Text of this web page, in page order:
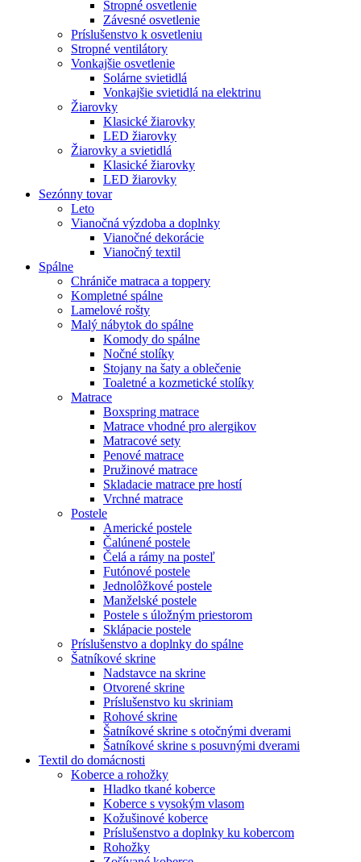
Stropné osvetlenie
Závesné osvetlenie
Príslušenstvo k osvetleniu
Stropné ventilátory
Vonkajšie osvetlenie
Solárne svietidlá
Vonkajšie svietidlá na elektrinu
Žiarovky
Klasické žiarovky
LED žiarovky
Žiarovky a svietidlá
Klasické žiarovky
LED žiarovky
Sezónny tovar
Leto
Vianočná výzdoba a doplnky
Vianočné dekorácie
Vianočný textil
Spálne
Chrániče matraca a toppery
Kompletné spálne
Lamelové rošty
Malý nábytok do spálne
Komody do spálne
Nočné stolíky
Stojany na šaty a oblečenie
Toaletné a kozmetické stolíky
Matrace
Boxspring matrace
Matrace vhodné pro alergikov
Matracové sety
Penové matrace
Pružinové matrace
Skladacie matrace pre hostí
Vrchné matrace
Postele
Americké postele
Čalúnené postele
Čelá a rámy na posteľ
Futónové postele
Jednolôžkové postele
Manželské postele
Postele s úložným priestorom
Sklápacie postele
Príslušenstvo a doplnky do spálne
Šatníkové skrine
Nadstavce na skrine
Otvorené skrine
Príslušenstvo ku skriniam
Rohové skrine
Šatníkové skrine s otočnými dverami
Šatníkové skrine s posuvnými dverami
Textil do domácnosti
Koberce a rohožky
Hladko tkané koberce
Koberce s vysokým vlasom
Kožušinové koberce
Príslušenstvo a doplnky ku kobercom
Rohožky